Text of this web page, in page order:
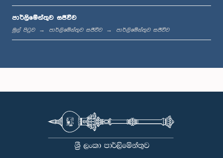
ප.ව. 12:18 - ප.ව. 12:28
ප.ව. 1:00 - ප.ව. 1:10
පාර්ලිමේන්තුව සජීවීව
මුල් පිටුව පාර්ලිමේන්තුව සජීවීව පාර්ලිමේන්තුව සජීවීව